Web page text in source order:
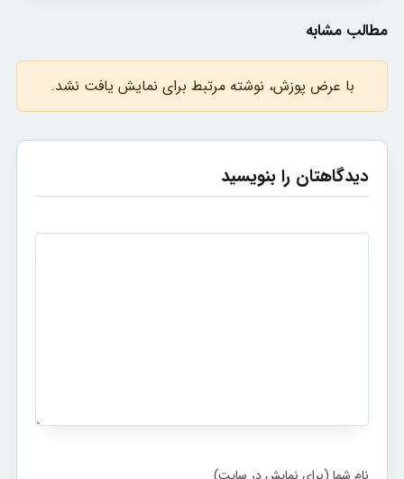
مطالب مشابه
با عرض پوزش، نوشته مرتبط برای نمایش یافت نشد.
دیدگاهتان را بنویسید